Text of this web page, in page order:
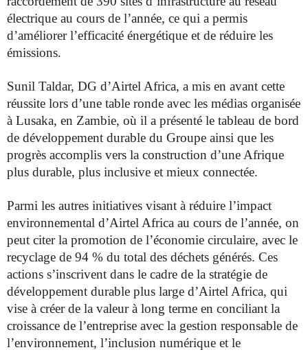
électrique au cours de l’année, ce qui a permis
d’améliorer l’efficacité énergétique et de réduire les
émissions.
Sunil Taldar, DG d’Airtel Africa, a mis en avant cette
réussite lors d’une table ronde avec les médias organisée
à Lusaka, en Zambie, où il a présenté le tableau de bord
de développement durable du Groupe ainsi que les
progrès accomplis vers la construction d’une Afrique
plus durable, plus inclusive et mieux connectée.
Parmi les autres initiatives visant à réduire l’impact
environnemental d’Airtel Africa au cours de l’année, on
peut citer la promotion de l’économie circulaire, avec le
recyclage de 94 % du total des déchets générés. Ces
actions s’inscrivent dans le cadre de la stratégie de
développement durable plus large d’Airtel Africa, qui
vise à créer de la valeur à long terme en conciliant la
croissance de l’entreprise avec la gestion responsable de
l’environnement, l’inclusion numérique et le